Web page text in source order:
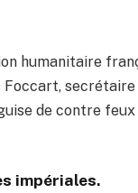
humanitaire
Foccart,
de contre feux
impériales.